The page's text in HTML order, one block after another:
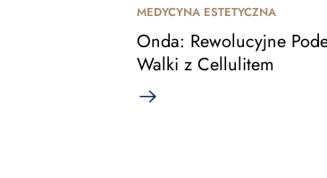
MEDYCYNA ESTETYCZNA
Onda: Rewolucyjne
Walki z Cellulitem